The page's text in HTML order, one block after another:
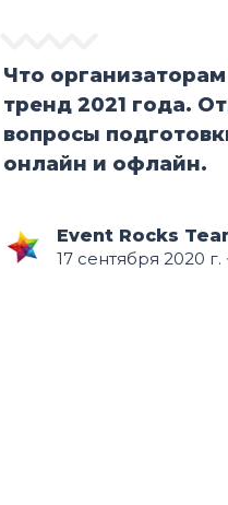
Что
тренд 2021 года.
вопросы
онлайн и офлайн.
Event Rocks
17 сентября 2020 г.